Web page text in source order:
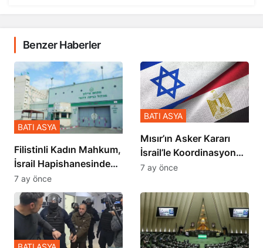
Benzer Haberler
Filistinli Kadın Mahkum,
İsrail Hapishanesindeki
Zulmü Anlattı
BATI ASYA
7 ay önce
Mısır’ın Asker Kararı
İsrail’le Koordinasyon
İçinde Gerçekleşmiş
BATI ASYA
7 ay önce
BATI ASYA